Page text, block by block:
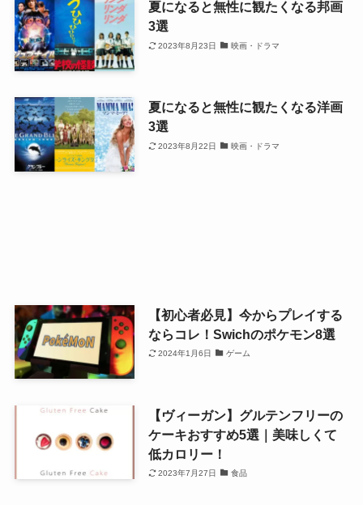
夏になると無性に観たくなる邦画
3選
2023年8月23日 映画・ドラマ
夏になると無性に観たくなる洋画
3選
2023年8月22日 映画・ドラマ
【初心者必見】今からプレイする
ならコレ！Swichのポケモン8選
2024年1月6日 ゲーム
【ヴィーガン】グルテンフリーの
ケーキおすすめ5選｜美味しくて
低カロリー！
2023年7月27日 食品